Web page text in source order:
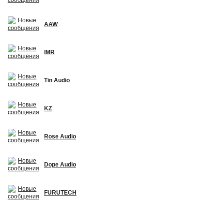
AAW
IMR
Tin Audio
KZ
Rose Audio
Dope Audio
FURUTECH